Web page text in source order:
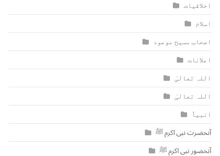
اخلاقیات
اسلام
اصحاب مسیح موعود
اعلانات
اللہ تعالیٰ
اللہ تعالیٰ
انبیاٗ
آنحضرت نبی اکرم ﷺ
آنحضور نبی اکرم ﷺ